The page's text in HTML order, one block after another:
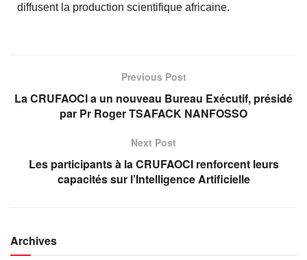
diffusent la production scientifique africaine.
Previous Post
La CRUFAOCI a un nouveau Bureau Exécutif, présidé
par Pr Roger TSAFACK NANFOSSO
Next Post
Les participants à la CRUFAOCI renforcent leurs
capacités sur l’Intelligence Artificielle
Archives